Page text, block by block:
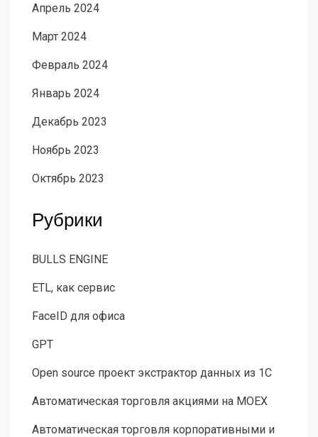
Апрель 2024
Март 2024
Февраль 2024
Январь 2024
Декабрь 2023
Ноябрь 2023
Октябрь 2023
Рубрики
BULLS ENGINE
ETL, как сервис
FaceID для офиса
GPT
Open source проект экстрактор данных из 1С
Автоматическая торговля акциями на MOEX
Автоматическая торговля корпоративными и